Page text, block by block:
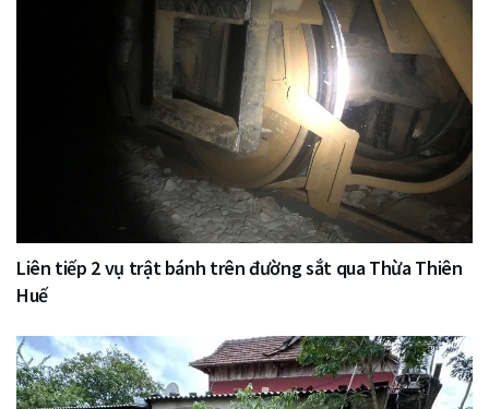
Liên tiếp 2 vụ trật bánh trên đường sắt qua Thừa Thiên
Huế